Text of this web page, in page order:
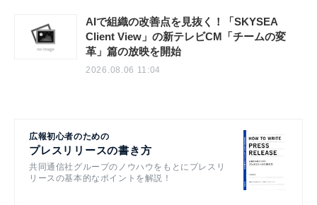
AIで組織の改善点を見抜く！「SKYSEA
Client View」の新テレビCM「チームの変
革」篇の放映を開始
2026.08.06 11:04
広報初心者のための
プレスリリースの書き方
共同通信社グループのノウハウをもとにプレスリ
リースの基本的なポイントを解説！